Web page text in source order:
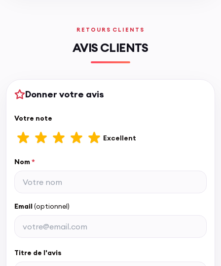
RETOURS CLIENTS
AVIS CLIENTS
Donner votre avis
Votre note
Excellent
Nom*
Email(optionnel)
Titre de l'avis